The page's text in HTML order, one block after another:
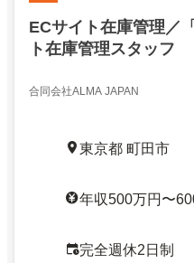
ECサイト在庫管理／
ト在庫管理スタッフ
合同会社ALMA JAPAN
東京都 町田市
年収500万円〜
完全週休2日制